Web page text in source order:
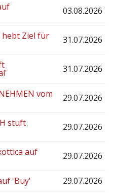
03.08.2026
hebt Ziel für 31.07.2026
31.07.2026
vom 29.07.2026
stuft 29.07.2026
auf 29.07.2026
'Buy'
29.07.2026